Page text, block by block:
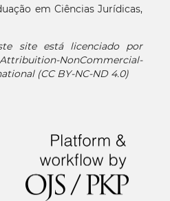
em Ciências Jurídicas,
site está licenciado por
Attribuition-NonCommercial-
(CC BY-NC-ND 4.0)